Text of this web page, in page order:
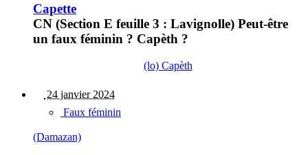
Capette
CN (Section E feuille 3 : Lavignolle) Peut-être
un faux féminin ? Capèth ?
(lo) Capèth
24 janvier 2024
Faux féminin
(Damazan)